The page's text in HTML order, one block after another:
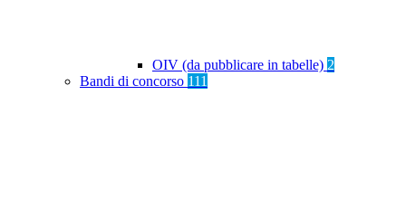
OIV (da pubblicare in tabelle) 2
Bandi di concorso 111